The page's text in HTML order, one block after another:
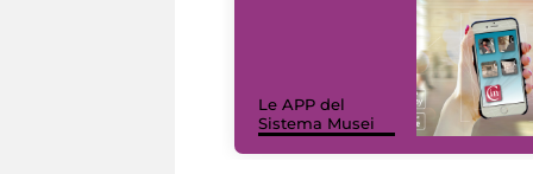
Le APP del
Sistema Musei